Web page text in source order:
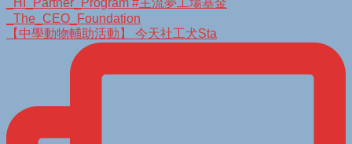
【中學動物輔助活動】 今天社工犬Sta